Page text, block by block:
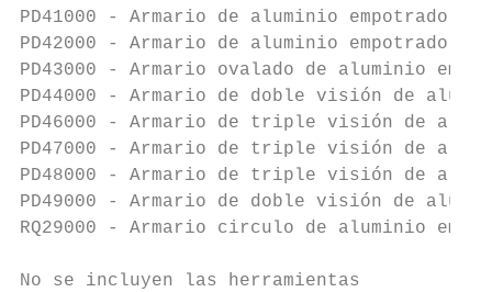
PD41000 - Armario de aluminio empotrado
PD42000 - Armario de aluminio empotrado
PD43000 - Armario ovalado de aluminio
PD44000 - Armario de doble visión de
PD46000 - Armario de triple visión de
PD47000 - Armario de triple visión de
PD48000 - Armario de triple visión de
PD49000 - Armario de doble visión de
RQ29000 - Armario circulo de aluminio
No se incluyen las herramientas